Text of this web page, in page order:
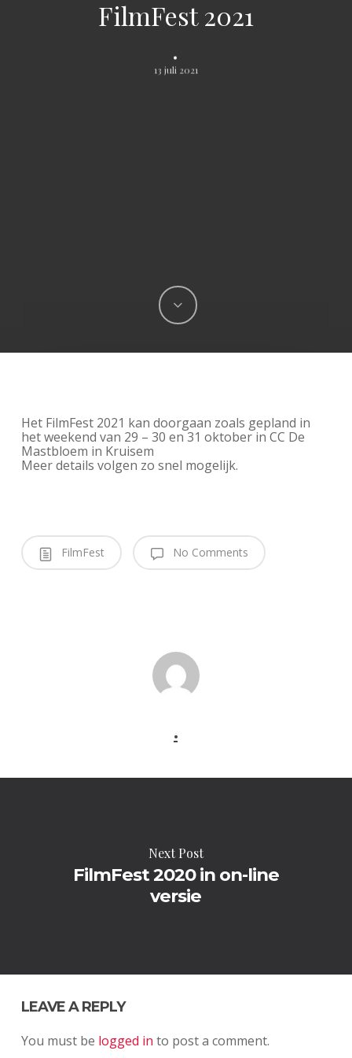
FilmFest 2021
.
13 juli 2021
Het FilmFest 2021 kan doorgaan zoals gepland in
het weekend van 29 – 30 en 31 oktober in CC De
Mastbloem in Kruisem
Meer details volgen zo snel mogelijk.
FilmFest No Comments
.
Next Post
FilmFest 2020 in on-line
versie
LEAVE A REPLY
You must be logged in to post a comment.